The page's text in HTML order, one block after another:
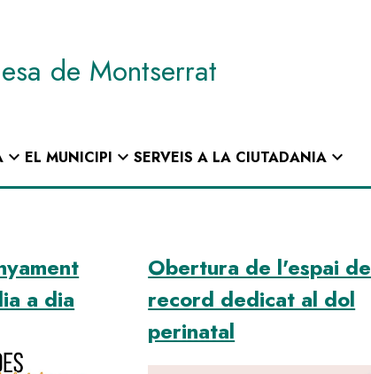
de Montserrat
expand_more EL MUNICIPI expand_more SERVEIS A LA CIUTADANIAexpand_more
a dia
Obertura de l'espai de
record dedicat al dol
perinatal